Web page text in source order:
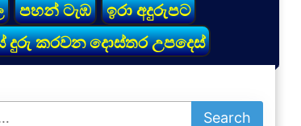
පහන් ටැඹ
ඉරා අදුරුපට
දුරු කරවන දොස්තර උපදෙස්